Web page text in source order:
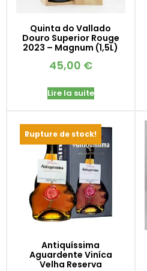
Quinta do Vallado
Douro Superior Rouge
2023 – Magnum (1,5L)
45,00 €
Lire la suite
Rupture de stock!
Antiquíssima
Aguardente Viníca
Velha Reserva